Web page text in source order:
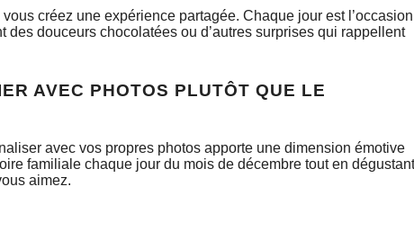
créez une expérience partagée. Chaque jour est l’occasion
douceurs chocolatées ou d’autres surprises qui rappellent
AVEC PHOTOS PLUTÔT QUE LE
avec vos propres photos apporte une dimension émotive
familiale chaque jour du mois de décembre tout en dégustant
aimez.